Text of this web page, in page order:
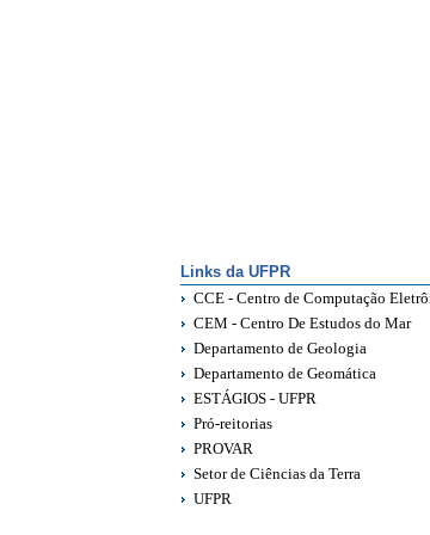
Links da UFPR
CCE - Centro de Computação
CEM - Centro De Estudos do Mar
Departamento de Geologia
Departamento de Geomática
ESTÁGIOS - UFPR
Pró-reitorias
PROVAR
Setor de Ciências da Terra
UFPR